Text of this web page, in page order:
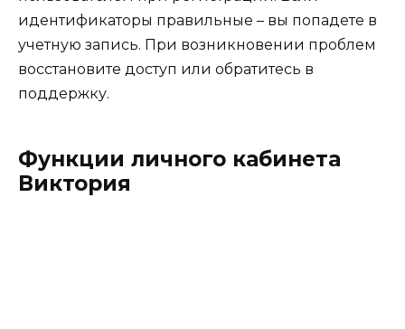
идентификаторы правильные – вы попадете в
учетную запись. При возникновении проблем
восстановите доступ или обратитесь в
поддержку.
Функции личного кабинета
Виктория